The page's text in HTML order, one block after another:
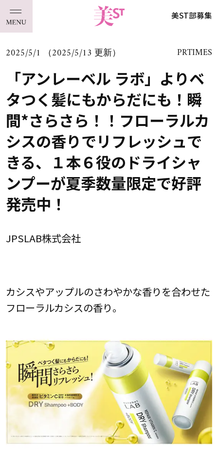
美ST部募集
2025/5/1 （2025/5/13 更新） PRTIMES
「アンレーベル ラボ」よりベ
タつく髪にもからだにも！瞬
間*さらさら！！フローラルカ
シスの香りでリフレッシュで
きる、１本６役のドライシャ
ンプーが夏季数量限定で好評
発売中！
JPSLAB株式会社
カシスやアップルのさわやかな香りを合わせた
フローラルカシスの香り。